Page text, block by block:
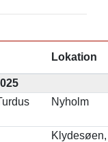
Lokation
Nyholm
Klydesøen,